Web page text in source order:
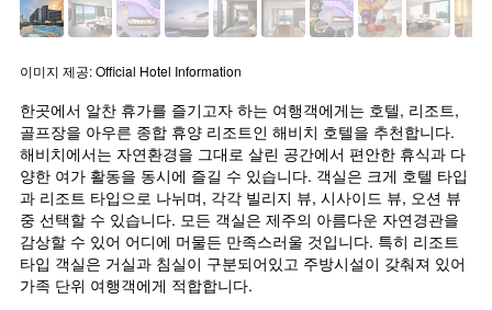
이미지 제공: Official Hotel Information
한곳에서 알찬 휴가를 즐기고자 하는 여행객에게는 호텔, 리조트,
골프장을 아우른 종합 휴양 리조트인 해비치 호텔을 추천합니다.
해비치에서는 자연환경을 그대로 살린 공간에서 편안한 휴식과 다
양한 여가 활동을 동시에 즐길 수 있습니다. 객실은 크게 호텔 타입
과 리조트 타입으로 나뉘며, 각각 빌리지 뷰, 시사이드 뷰, 오션 뷰
중 선택할 수 있습니다. 모든 객실은 제주의 아름다운 자연경관을
감상할 수 있어 어디에 머물든 만족스러울 것입니다. 특히 리조트
타입 객실은 거실과 침실이 구분되어있고 주방시설이 갖춰져 있어
가족 단위 여행객에게 적합합니다.